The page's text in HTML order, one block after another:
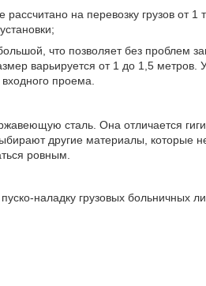
на перевозку грузов от 1
что позволяет без проблем
варьируется от 1 до 1,5
проема.
сталь. Она отличается
другие материалы, которые
ровным.
наладку грузовых больничных